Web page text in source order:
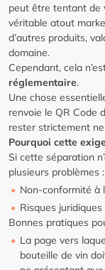
peut être tentant de
véritable atout
d’autres produits,
domaine.
Cependant, cela
réglementaire.
Une chose
renvoie le QR Code
rester strictement
Pourquoi cette
Si cette séparation
plusieurs problèmes :
Non-conformité à
Risques
Bonnes pratiques
La page vers
bouteille de vin